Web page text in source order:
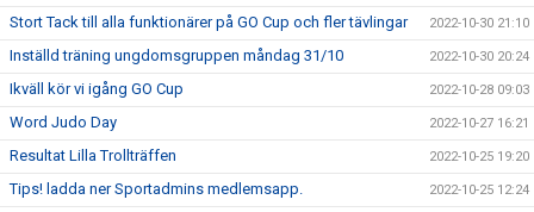
Stort Tack till alla funktionärer på GO Cup och fler tävlingar 2022-10-30 21:10
Inställd träning ungdomsgruppen måndag 31/10 2022-10-30 20:24
Ikväll kör vi igång GO Cup 2022-10-28 09:03
Word Judo Day 2022-10-27 16:21
Resultat Lilla Trollträffen 2022-10-25 19:20
Tips! ladda ner Sportadmins medlemsapp. 2022-10-25 12:24